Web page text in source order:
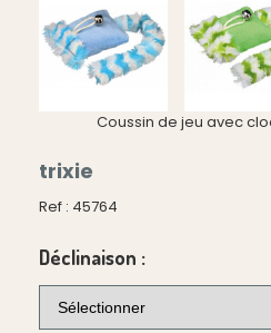
Coussin de jeu avec
trixie
Ref : 45764
Déclinaison :